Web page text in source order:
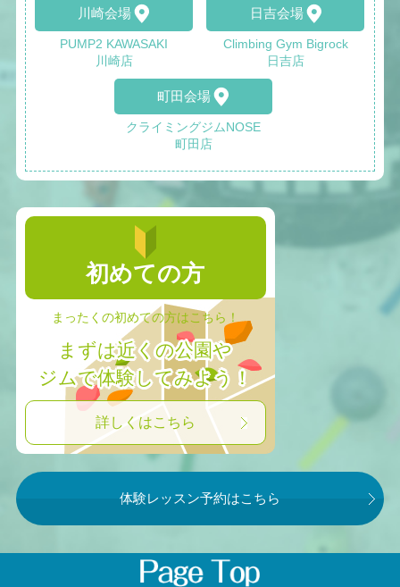
川崎会場
PUMP2 KAWASAKI
川崎店
日吉会場
Climbing Gym Bigrock
日吉店
町田会場
クライミングジムNOSE
町田店
初めての方
まったくの初めての方はこちら！
まずは近くの公園や
ジムで体験してみよう！
詳しくはこちら
体験レッスン予約はこちら